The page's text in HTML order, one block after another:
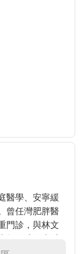
醫學、安寧緩
曾任灣肥胖醫
門診，與林文